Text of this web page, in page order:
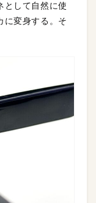
として自然に使
に変身する。そ